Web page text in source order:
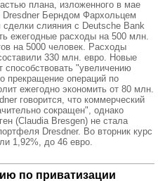
плана, изложенного в мае
Dresdner Берндом Фархольцем
слияния с Deutsche Bank
ежегодные расходы на 500 млн.
на 5000 человек. Расходы
330 млн. евро. Новые
"увеличению
прекращение операций по
ежегодно экономить от 80 млн.
говорится, что коммерческий
сокращен", однако
(Claudia Bresgen) не стала
Dresdner. Во вторник курс
1,92%, до 46 евро.
по приватизации